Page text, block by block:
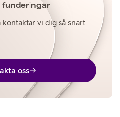
funderingar
vi dig så snart
oss